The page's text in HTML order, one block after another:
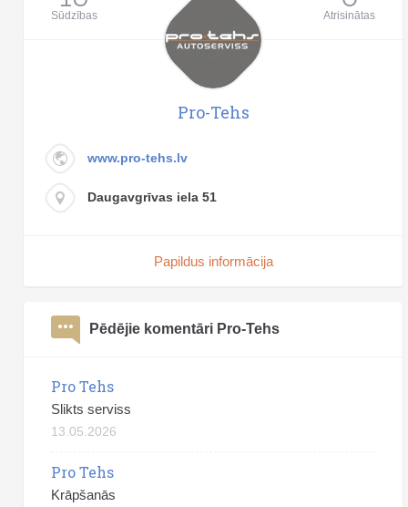
Sūdzības Atrisinātas
Pro-Tehs
www.pro-tehs.lv
Daugavgrīvas iela 51
Papildus informācija
Pēdējie komentāri Pro-Tehs
Pro Tehs
Slikts serviss
13.05.2026
Pro Tehs
Krāpšanās